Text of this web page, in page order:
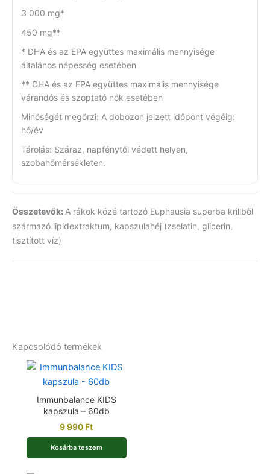
3 000 mg*
450 mg**
* DHA és az EPA együttes maximális mennyisége
általános népesség esetében
** DHA és az EPA együttes maximális mennyisége
várandós és szoptató nők esetében
Minőségét megőrzi: A dobozon jelzett időpont végéig:
hó/év
Tárolás: Száraz, napfénytől védett helyen,
szobahőmérsékleten.
Összetevők: A rákok közé tartozó Euphausia superba krillből
származó lipidextraktum, kapszulahéj (zselatin, glicerin,
tisztított víz)
Kapcsolódó termékek
Immunbalance KIDS
kapszula – 60db
9 990 Ft
Kosárba teszem